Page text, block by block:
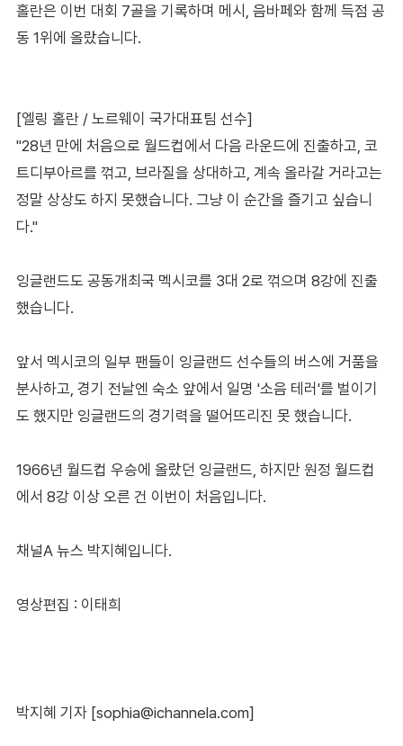
홀란은 이번 대회 7골을 기록하며 메시, 음바페와 함께 득점 공
동 1위에 올랐습니다.
[엘링 홀란 / 노르웨이 국가대표팀 선수]
"28년 만에 처음으로 월드컵에서 다음 라운드에 진출하고, 코
트디부아르를 꺾고, 브라질을 상대하고, 계속 올라갈 거라고는
정말 상상도 하지 못했습니다. 그냥 이 순간을 즐기고 싶습니
다."
잉글랜드도 공동개최국 멕시코를 3대 2로 꺾으며 8강에 진출
했습니다.
앞서 멕시코의 일부 팬들이 잉글랜드 선수들의 버스에 거품을
분사하고, 경기 전날엔 숙소 앞에서 일명 '소음 테러'를 벌이기
도 했지만 잉글랜드의 경기력을 떨어뜨리진 못 했습니다.
1966년 월드컵 우승에 올랐던 잉글랜드, 하지만 원정 월드컵
에서 8강 이상 오른 건 이번이 처음입니다.
채널A 뉴스 박지혜입니다.
영상편집 : 이태희
박지혜 기자 [sophia@ichannela.com]